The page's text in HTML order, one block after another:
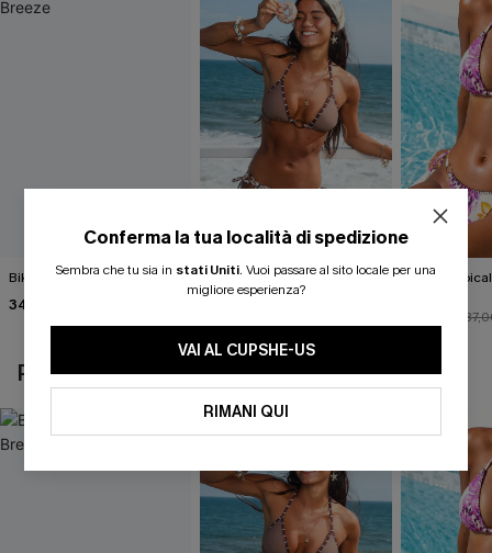
Bikini nero Island Breeze
34,00 €
Completo bikini con stampa
animalier molto
Bikini
POTREBBE INTERESSARTI ANCHE
Conferma la tua località di spedizione
Sembra che tu sia in stati Uniti. Vuoi passare al sito locale per una
migliore esperienza?
VAI AL CUPSHE-US
RIMANI QUI